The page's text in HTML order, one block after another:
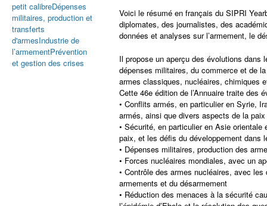
Voici le résumé en français du SIPRI
diplomates, des journalistes, des
données et analyses sur l’armement, le
Il propose un aperçu des évolutions
dépenses militaires, du commerce et de
armes classiques, nucléaires, chimiques
Cette 46e édition de l’Annuaire traite des
• Conflits armés, en particulier en Syrie,
armés, ainsi que divers aspects de la
• Sécurité, en particulier en Asie
paix, et les défis du développement dans
• Dépenses militaires, production des
• Forces nucléaires mondiales, avec un
• Contrôle des armes nucléaires, avec
armements et du désarmement
• Réduction des menaces à la sécurité
petit calibreDépenses
militaires, production et
transferts
d'armesIndustrie de
l’armementPrévention
et gestion des crises